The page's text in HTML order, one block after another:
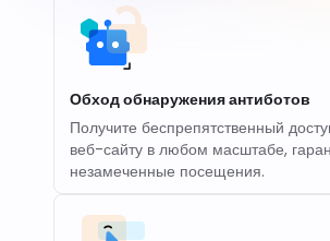
Обход обнаружения антиботов
Получите беспрепятственный
веб-сайту в любом масштабе,
незамеченные посещения.